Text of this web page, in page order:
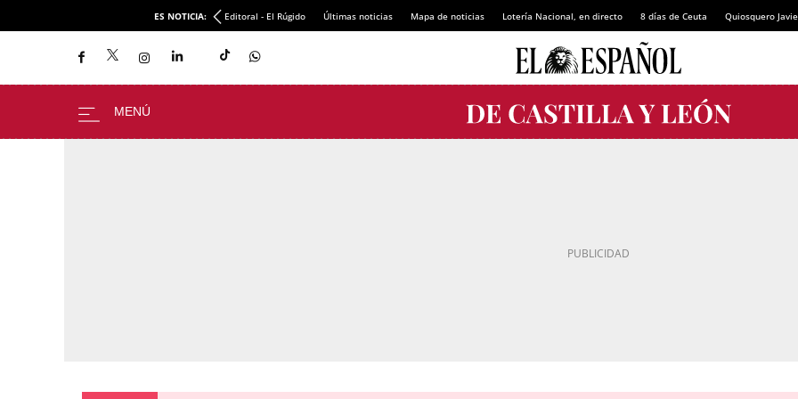
ES NOTICIA: Editoral - El Rúgido Últimas noticias Mapa de noticias Lotería Nacional, en directo 8 días de Ceuta Quiosquero